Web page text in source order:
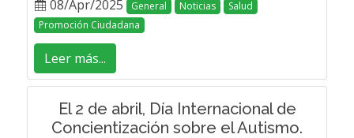
08/Apr/2025 General Noticias
Salud
Promoción Ciudadana
Leer más...
El 2 de abril, Día Internacional de
Concientización sobre el Autismo.